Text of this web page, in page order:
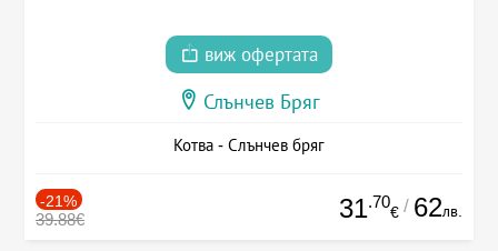
виж офертата
Слънчев Бряг
Котва - Слънчев бряг
-21%
39.88€ 31.70
€ / 62лв.